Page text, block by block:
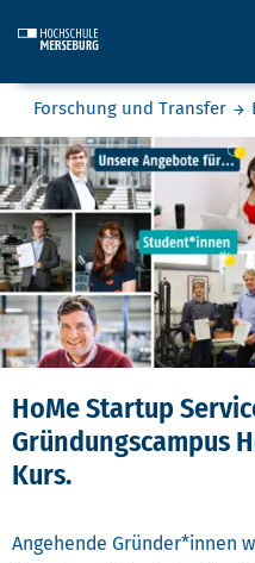
Sie befinden sich hier:
Forschung und Transfer
HoMe Startup
HoMe Startup
Gründungscampus
Kurs.
Angehende Gründer*innen